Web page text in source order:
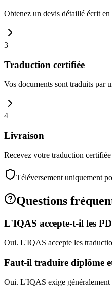
Obtenez un devis détaillé écrit
3
Traduction certifiée
Vos documents sont traduits par
4
Livraison
Recevez votre traduction
Téléversement uniquement
Questions
L'IQAS accepte-t-il les
Oui. L'IQAS accepte les
Faut-il traduire diplôme
Oui. L'IQAS exige généralement